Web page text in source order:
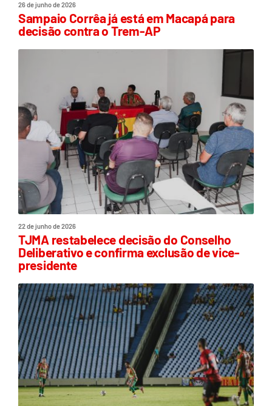
26 de junho de 2026
Sampaio Corrêa já está em Macapá para
decisão contra o Trem-AP
22 de junho de 2026
TJMA restabelece decisão do Conselho
Deliberativo e confirma exclusão de vice-
presidente